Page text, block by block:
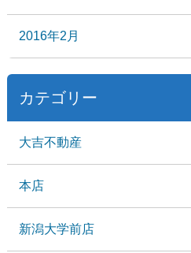
2016年2月
カテゴリー
大吉不動産
本店
新潟大学前店